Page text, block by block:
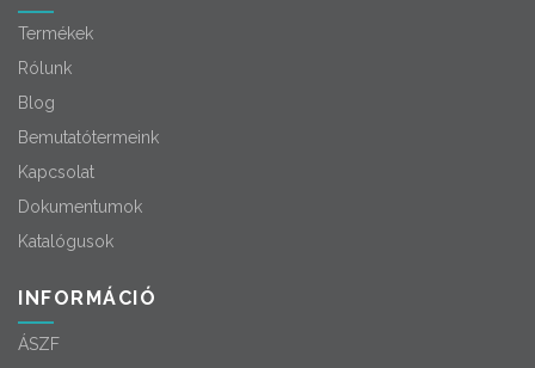
Termékek
Rólunk
Blog
Bemutatótermeink
Kapcsolat
Dokumentumok
Katalógusok
INFORMÁCIÓ
ÁSZF